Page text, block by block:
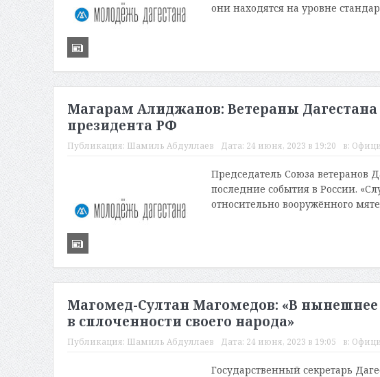
они находятся на уровне
Магарам Алиджанов: Ветераны
президента РФ
Публикация: Шамиль Абдуллаев Дата: 24 июня, 2023 в 19:20 в:
Председатель Союза ветеранов
последние события в России.
относительно вооружённого
Магомед-Султан Магомедов: «В нынешнее
в сплоченности своего народа»
Публикация: Шамиль Абдуллаев Дата: 24 июня, 2023 в 19:05 в:
Государственный секретарь